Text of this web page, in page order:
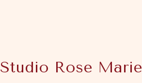
Studio Rose Marie